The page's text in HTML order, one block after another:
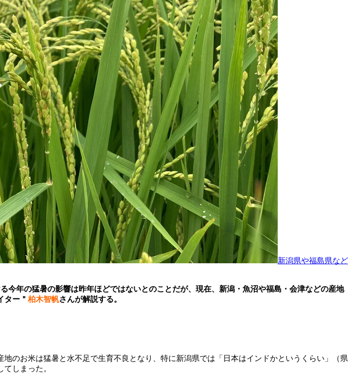
新潟県や福島県など
年の猛暑の影響は昨年ほどではないとのことだが、現在、新潟・魚沼や福島・会津などの産地
ター＂柏木智帆さんが解説する。
のお米は猛暑と水不足で生育不良となり、特に新潟県では「日本はインドかというくらい」（県
しまった。